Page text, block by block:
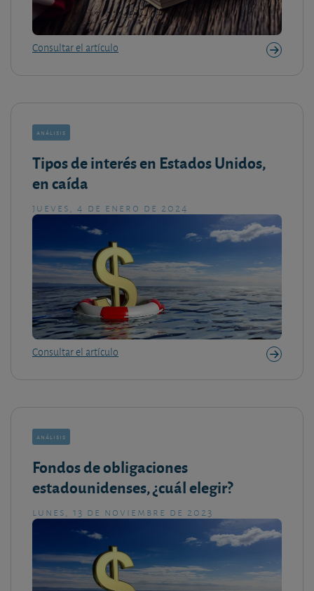
Consultar el artículo
análisis
Tipos de interés en Estados Unidos,
en caída
jueves, 4 de enero de 2024
Consultar el artículo
análisis
Fondos de obligaciones
estadounidenses, ¿cuál elegir?
lunes, 13 de noviembre de 2023